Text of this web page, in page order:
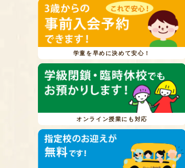
学童を早めに決めて安心！
オンライン授業にも対応